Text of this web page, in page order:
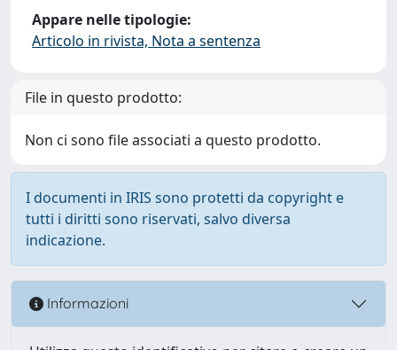
Appare nelle tipologie:
Articolo in rivista, Nota a sentenza
File in questo prodotto:
Non ci sono file associati a questo prodotto.
I documenti in IRIS sono protetti da copyright e
tutti i diritti sono riservati, salvo diversa
indicazione.
Informazioni